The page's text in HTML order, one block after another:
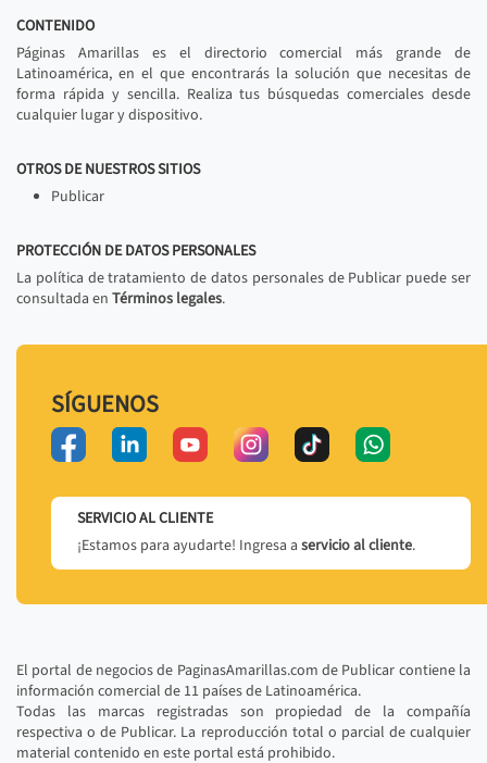
CONTENIDO
Páginas Amarillas es el directorio comercial más grande de
Latinoamérica, en el que encontrarás la solución que necesitas de
forma rápida y sencilla. Realiza tus búsquedas comerciales desde
cualquier lugar y dispositivo.
OTROS DE NUESTROS SITIOS
Publicar
PROTECCIÓN DE DATOS PERSONALES
La política de tratamiento de datos personales de Publicar puede ser
consultada en Términos legales.
SÍGUENOS
SERVICIO AL CLIENTE
¡Estamos para ayudarte! Ingresa a servicio al cliente.
El portal de negocios de PaginasAmarillas.com de Publicar contiene la
información comercial de 11 países de Latinoamérica.
Todas las marcas registradas son propiedad de la compañía
respectiva o de Publicar. La reproducción total o parcial de cualquier
material contenido en este portal está prohibido.